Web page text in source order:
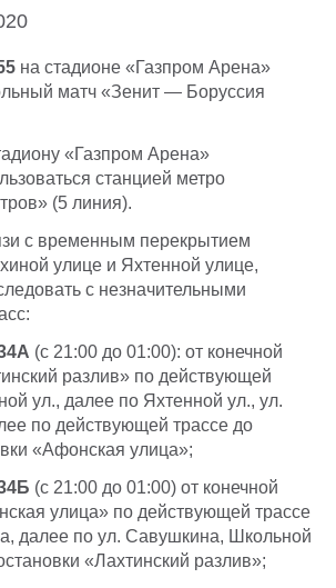
на стадионе «Газпром Арена»
матч «Зенит — Боруссия
«Газпром Арена»
станцией метро
(5 линия).
с временным перекрытием
улице и Яхтенной улице,
с незначительными
(с 21:00 до 01:00): от конечной
разлив» по действующей
ул., далее по Яхтенной ул., ул.
по действующей трассе до
«Афонская улица»;
(с 21:00 до 01:00) от конечной
улица» по действующей трассе
далее по ул. Савушкина, Школьной
«Лахтинский разлив»;